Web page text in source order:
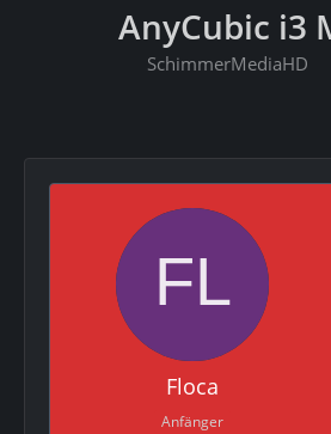
AnyCubic i3
SchimmerMediaHD
Floca
Anfänger